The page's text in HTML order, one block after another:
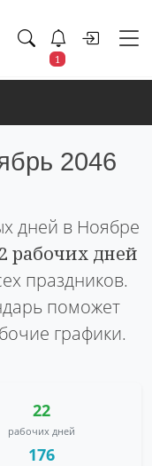
1
2046
дней в Ноябре
рабочих дней
праздников.
поможет
графики.
22
рабочих дней
176